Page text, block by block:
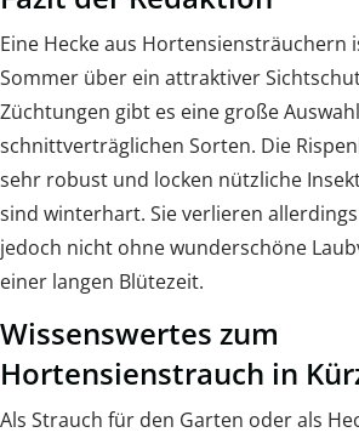
Eine Hecke aus Hortensiensträuchern
Sommer über ein attraktiver
Züchtungen gibt es eine große
schnittverträglichen Sorten. Die
sehr robust und locken nützliche
sind winterhart. Sie verlieren
jedoch nicht ohne wunderschöne
einer langen Blütezeit.
Wissenswertes zum
Hortensienstrauch in
Als Strauch für den Garten oder als